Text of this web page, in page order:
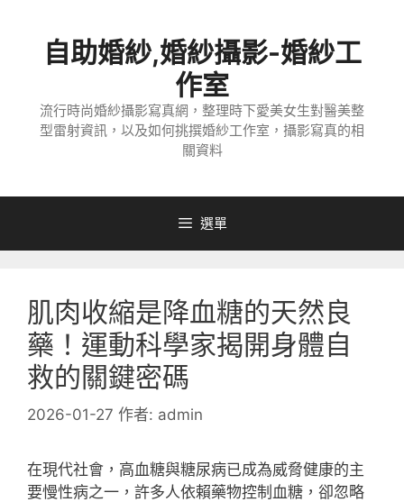
自助婚紗,婚紗攝影-婚紗工
作室
流行時尚婚紗攝影寫真網，整理時下愛美女生對醫美整
型雷射資訊，以及如何挑撰婚紗工作室，攝影寫真的相
關資料
選單
肌肉收縮是降血糖的天然良
藥！運動科學家揭開身體自
救的關鍵密碼
2026-01-27 作者: admin
在現代社會，高血糖與糖尿病已成為威脅健康的主
要慢性病之一，許多人依賴藥物控制血糖，卻忽略